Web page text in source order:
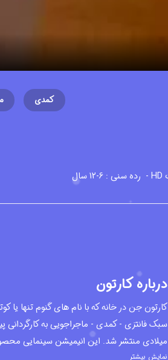
کمدی
رده سنی : 6-12 سال
درباره کارتون
میلادی منتشر شد. این انیمیشن سینمایی
نمایش بیشتر